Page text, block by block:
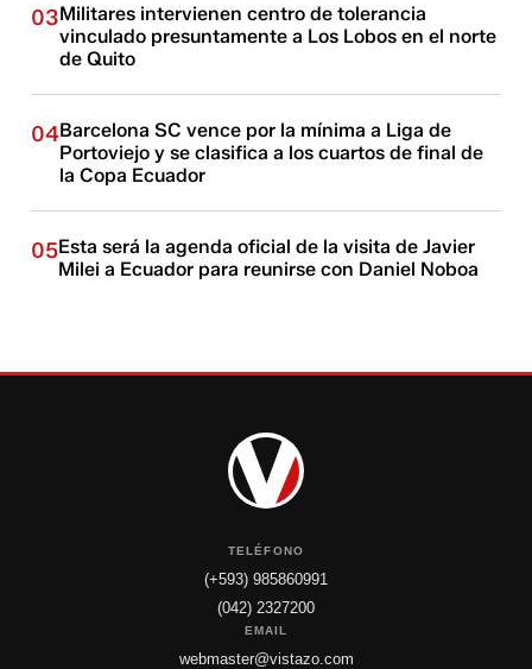
03Militares intervienen centro de tolerancia
vinculado presuntamente a Los Lobos en el norte
de Quito
04Barcelona SC vence por la mínima a Liga de
Portoviejo y se clasifica a los cuartos de final de
la Copa Ecuador
05Esta será la agenda oficial de la visita de Javier
Milei a Ecuador para reunirse con Daniel Noboa
TELÉFONO
(+593) 985860991
(042) 2327200
EMAIL
webmaster@vistazo.com